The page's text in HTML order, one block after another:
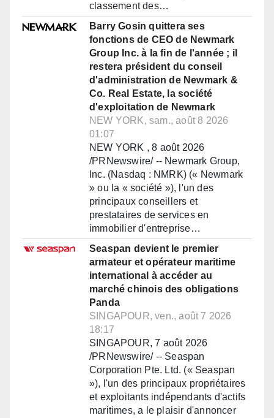
classement des…
Barry Gosin quittera ses
fonctions de CEO de Newmark
Group Inc. à la fin de l'année ; il
restera président du conseil
d'administration de Newmark &
Co. Real Estate, la société
d'exploitation de Newmark
NEW YORK, sam., août 8 2026
01:07
NEW YORK , 8 août 2026
/PRNewswire/ -- Newmark Group,
Inc. (Nasdaq : NMRK) (« Newmark
» ou la « société »), l'un des
principaux conseillers et
prestataires de services en
immobilier d'entreprise…
Seaspan devient le premier
armateur et opérateur maritime
international à accéder au
marché chinois des obligations
Panda
SINGAPOUR, ven., août 7 2026
18:17
SINGAPOUR, 7 août 2026
/PRNewswire/ -- Seaspan
Corporation Pte. Ltd. (« Seaspan
»), l'un des principaux propriétaires
et exploitants indépendants d'actifs
maritimes, a le plaisir d'annoncer